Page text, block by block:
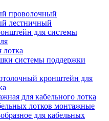
проволочный
лестничный
для системы
лотка
системы поддержки
кронштейн для
для кабельного лотка
лотков монтажные
для кабельных